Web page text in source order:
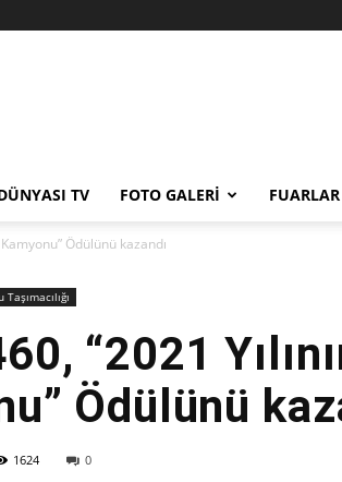
TV FOTO GALERI
Ödülünü kazandı
“2021
Ödülünü
1624 0